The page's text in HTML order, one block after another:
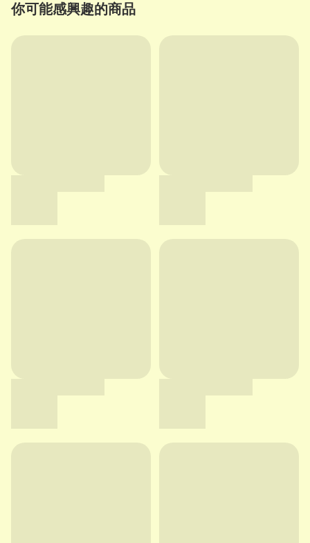
你可能感興趣的商品